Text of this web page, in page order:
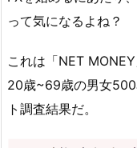
って気になるよね？
これは「NET
20歳~69歳の男女500
ト調査結果だ。